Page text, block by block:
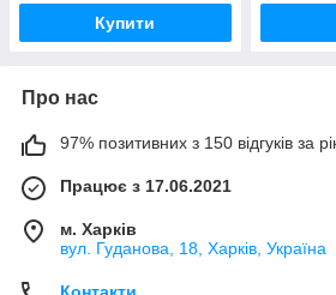
Купити
Про нас
97% позитивних з 150 відгуків за
Працює з 17.06.2021
м. Харків
вул. Гуданова, 18, Харків, Україна